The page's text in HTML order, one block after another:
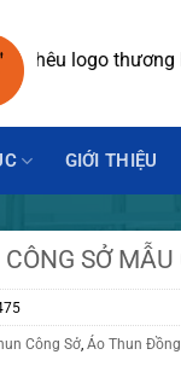
mẫu ✓ In-Thêu
GIỚI THIỆU
SỞ MẪU
Công Sở ,Áo Thun